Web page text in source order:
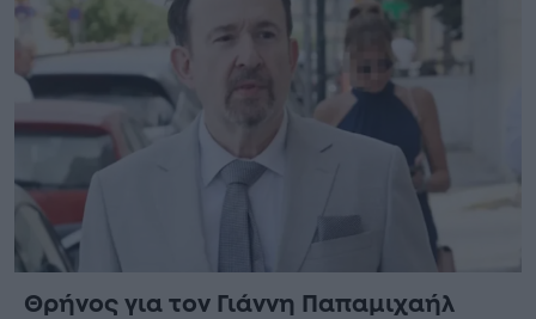
Θρήνος για τον Γιάννη Παπαμιχαήλ